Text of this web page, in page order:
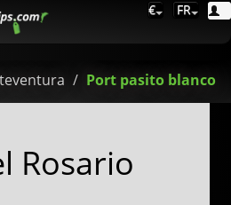
€ FR
Port pasito blanco
Rosario